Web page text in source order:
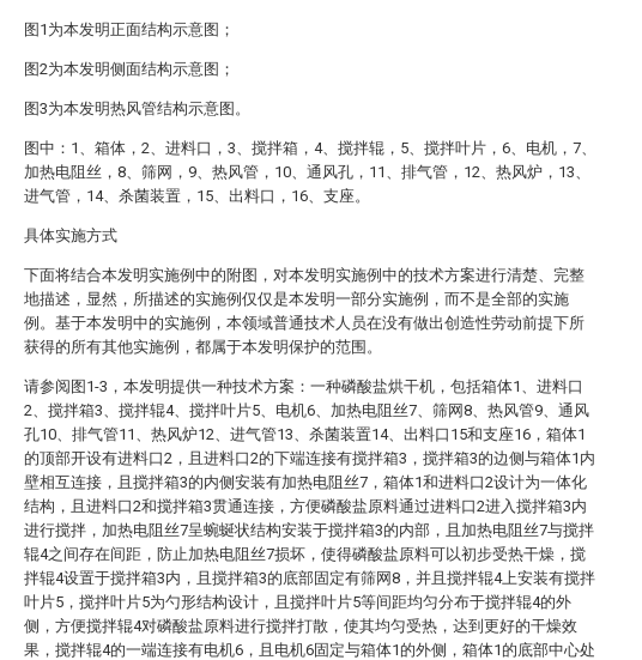
图1为本发明正面结构示意图；
图2为本发明侧面结构示意图；
图3为本发明热风管结构示意图。
图中：1、箱体，2、进料口，3、搅拌箱，4、搅拌辊，5、搅拌叶片，6、电机，7、
加热电阻丝，8、筛网，9、热风管，10、通风孔，11、排气管，12、热风炉，13、
进气管，14、杀菌装置，15、出料口，16、支座。
具体实施方式
下面将结合本发明实施例中的附图，对本发明实施例中的技术方案进行清楚、完整
地描述，显然，所描述的实施例仅仅是本发明一部分实施例，而不是全部的实施
例。基于本发明中的实施例，本领域普通技术人员在没有做出创造性劳动前提下所
获得的所有其他实施例，都属于本发明保护的范围。
请参阅图1-3，本发明提供一种技术方案：一种磷酸盐烘干机，包括箱体1、进料口
2、搅拌箱3、搅拌辊4、搅拌叶片5、电机6、加热电阻丝7、筛网8、热风管9、通风
孔10、排气管11、热风炉12、进气管13、杀菌装置14、出料口15和支座16，箱体1
的顶部开设有进料口2，且进料口2的下端连接有搅拌箱3，搅拌箱3的边侧与箱体1内
壁相互连接，且搅拌箱3的内侧安装有加热电阻丝7，箱体1和进料口2设计为一体化
结构，且进料口2和搅拌箱3贯通连接，方便磷酸盐原料通过进料口2进入搅拌箱3内
进行搅拌，加热电阻丝7呈蜿蜒状结构安装于搅拌箱3的内部，且加热电阻丝7与搅拌
辊4之间存在间距，防止加热电阻丝7损坏，使得磷酸盐原料可以初步受热干燥，搅
拌辊4设置于搅拌箱3内，且搅拌箱3的底部固定有筛网8，并且搅拌辊4上安装有搅拌
叶片5，搅拌叶片5为勺形结构设计，且搅拌叶片5等间距均匀分布于搅拌辊4的外
侧，方便搅拌辊4对磷酸盐原料进行搅拌打散，使其均匀受热，达到更好的干燥效
果，搅拌辊4的一端连接有电机6，且电机6固定与箱体1的外侧，箱体1的底部中心处